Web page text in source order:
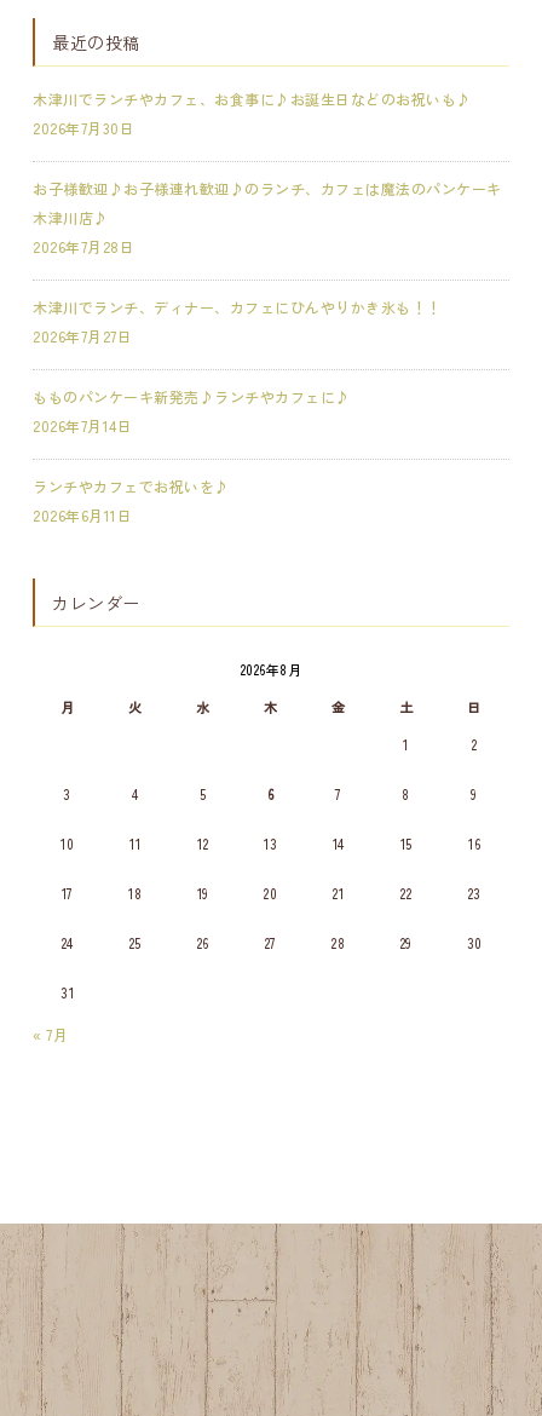
最近の投稿
木津川でランチやカフェ、お食事に♪お誕生日などのお祝いも♪
2026年7月30日
お子様歓迎♪お子様連れ歓迎♪のランチ、カフェは魔法のパンケーキ
木津川店♪
2026年7月28日
木津川でランチ、ディナー、カフェにひんやりかき氷も！！
2026年7月27日
もものパンケーキ新発売♪ランチやカフェに♪
2026年7月14日
ランチやカフェでお祝いを♪
2026年6月11日
カレンダー
2026年8月
月
火 水 木 金 土
日
1
2
3 4 5 6 7 8 9
10 11 12 13 14 15 16
17 18 19 20 21 22 23
24 25 26 27 28 29 30
31
« 7月